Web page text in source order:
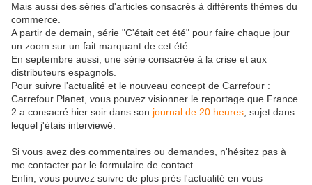
Mais aussi des séries d'articles consacrés à différents thèmes du
commerce.
A partir de demain, série "C'était cet été" pour faire chaque jour
un zoom sur un fait marquant de cet été.
En septembre aussi, une série consacrée à la crise et aux
distributeurs espagnols.
Pour suivre l'actualité et le nouveau concept de Carrefour :
Carrefour Planet, vous pouvez visionner le reportage que France
2 a consacré hier soir dans son journal de 20 heures , sujet dans
lequel j'étais interviewé.
Si vous avez des commentaires ou demandes, n'hésitez pas à
me contacter par le formulaire de contact.
Enfin, vous pouvez suivre de plus près l'actualité en vous